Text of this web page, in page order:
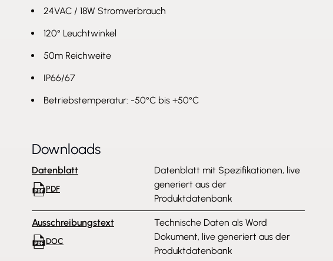
24VAC / 18W Stromverbrauch
120° Leuchtwinkel
50m Reichweite
IP66/67
Betriebstemperatur: -50°C bis +50°C
Downloads
Datenblatt
PDF
Datenblatt mit Spezifikationen, live
generiert aus der
Produktdatenbank
Ausschreibungstext
DOC
Technische Daten als Word
Dokument, live generiert aus der
Produktdatenbank